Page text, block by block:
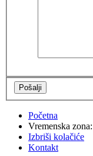
Početna
Vremenska zona:
Izbriši kolačiće
Kontakt